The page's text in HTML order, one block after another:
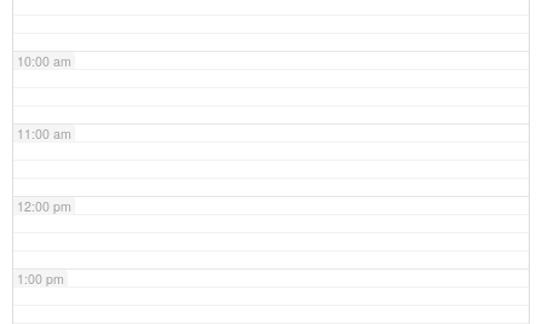
10:00 am
11:00 am
12:00 pm
1:00 pm